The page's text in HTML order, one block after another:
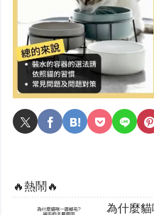
🔥熱鬧🔥
為什麼